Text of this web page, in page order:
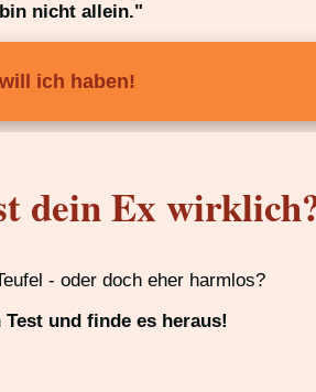
nicht allein."
ich haben!
dein Ex
- oder doch eher harmlos?
Test und finde es heraus!